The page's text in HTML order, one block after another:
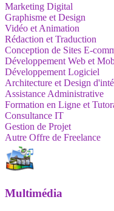
Marketing Digital
Graphisme et Design
Vidéo et Animation
Rédaction et Traduction
Conception de Sites E-
Développement Web et
Développement Logiciel
Architecture et Design
Assistance Administrative
Formation en Ligne et
Consultance IT
Gestion de Projet
Autre Offre de Freelance
Multimédia